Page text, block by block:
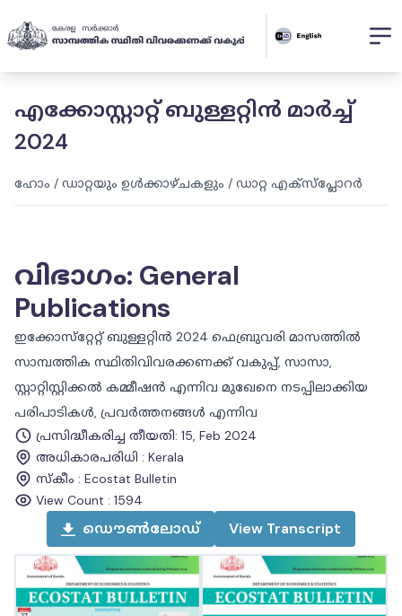
എക്കോസ്റ്റാറ്റ് ബുള്ളറ്റിൻ മാർച്ച്
2024
ഹോം / ഡാറ്റയും ഉൾക്കാഴ്ചകളും / ഡാറ്റ എക്സ്പ്ലോറർ
വിഭാഗം: General
Publications
ഇക്കോസ്‌റ്റേറ്റ് ബുള്ളറ്റിൻ 2024 ഫെബ്രുവരി മാസത്തിൽ
സാമ്പത്തിക സ്ഥിതിവിവരക്കണക്ക് വകുപ്പ്, സാസാ,
സ്റ്റാറ്റിസ്റ്റിക്കൽ കമ്മീഷൻ എന്നിവ മുഖേനെ നടപ്പിലാക്കിയ
പരിപാടികൾ, പ്രവർത്തനങ്ങൾ എന്നിവ
പ്രസിദ്ധീകരിച്ച തീയതി: 15, Feb 2024
അധികാരപരിധി : Kerala
സ്കീം : Ecostat Bulletin
View Count : 1594
ഡൌൺലോഡ് View Transcript